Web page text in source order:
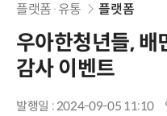
플랫폼·유통 플랫폼
우아한청년들, 배
감사 이벤트
발행일 : 2024-09-05 11:10